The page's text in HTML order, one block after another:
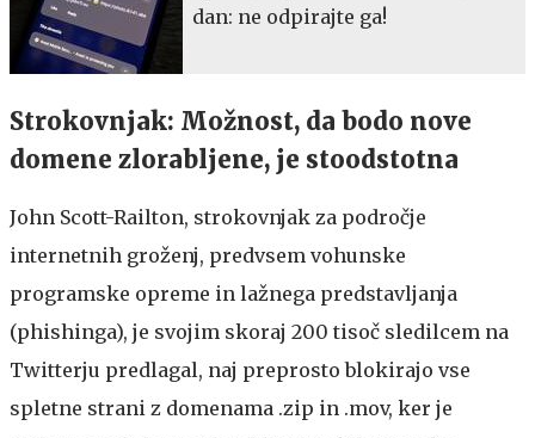
dan: ne odpirajte ga!
Strokovnjak: Možnost, da bodo nove
domene zlorabljene, je stoodstotna
John Scott-Railton, strokovnjak za področje
internetnih groženj, predvsem vohunske
programske opreme in lažnega predstavljanja
(phishinga), je svojim skoraj 200 tisoč sledilcem na
Twitterju predlagal, naj preprosto blokirajo vse
spletne strani z domenama .zip in .mov, ker je